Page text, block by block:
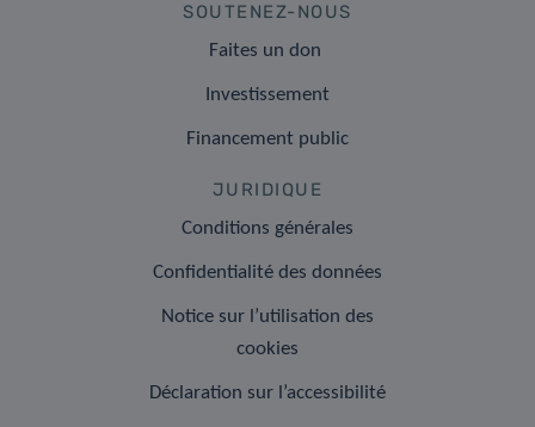
SOUTENEZ-NOUS
Faites un don
Investissement
Financement public
JURIDIQUE
Conditions générales
Confidentialité des données
Notice sur l’utilisation des
cookies
Déclaration sur l’accessibilité